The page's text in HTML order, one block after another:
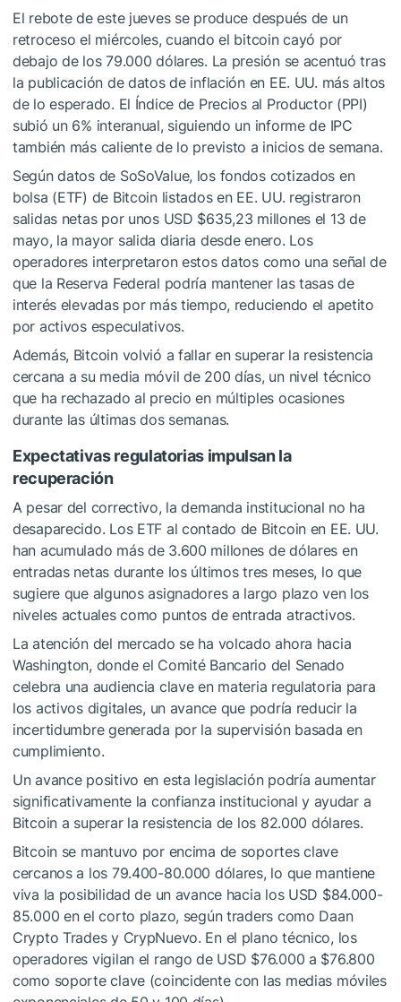
El rebote de este jueves se produce después de un
retroceso el miércoles, cuando el bitcoin cayó por
debajo de los 79.000 dólares. La presión se acentuó tras
la publicación de datos de inflación en EE. UU. más altos
de lo esperado. El Índice de Precios al Productor (PPI)
subió un 6% interanual, siguiendo un informe de IPC
también más caliente de lo previsto a inicios de semana.
Según datos de SoSoValue, los fondos cotizados en
bolsa (ETF) de Bitcoin listados en EE. UU. registraron
salidas netas por unos USD $635,23 millones el 13 de
mayo, la mayor salida diaria desde enero. Los
operadores interpretaron estos datos como una señal de
que la Reserva Federal podría mantener las tasas de
interés elevadas por más tiempo, reduciendo el apetito
por activos especulativos.
Además, Bitcoin volvió a fallar en superar la resistencia
cercana a su media móvil de 200 días, un nivel técnico
que ha rechazado al precio en múltiples ocasiones
durante las últimas dos semanas.
Expectativas regulatorias impulsan la
recuperación
A pesar del correctivo, la demanda institucional no ha
desaparecido. Los ETF al contado de Bitcoin en EE. UU.
han acumulado más de 3.600 millones de dólares en
entradas netas durante los últimos tres meses, lo que
sugiere que algunos asignadores a largo plazo ven los
niveles actuales como puntos de entrada atractivos.
La atención del mercado se ha volcado ahora hacia
Washington, donde el Comité Bancario del Senado
celebra una audiencia clave en materia regulatoria para
los activos digitales, un avance que podría reducir la
incertidumbre generada por la supervisión basada en
cumplimiento.
Un avance positivo en esta legislación podría aumentar
significativamente la confianza institucional y ayudar a
Bitcoin a superar la resistencia de los 82.000 dólares.
Bitcoin se mantuvo por encima de soportes clave
cercanos a los 79.400-80.000 dólares, lo que mantiene
viva la posibilidad de un avance hacia los USD $84.000-
85.000 en el corto plazo, según traders como Daan
Crypto Trades y CrypNuevo. En el plano técnico, los
operadores vigilan el rango de USD $76.000 a $76.800
como soporte clave (coincidente con las medias móviles